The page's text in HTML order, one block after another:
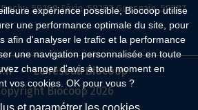
expérience possible, Biocoop utilise
une performance optimale du site, pour
afin d'analyser le trafic et la performance
une navigation personnalisée en toute
changer d'avis à tout moment en
vos cookies. OK pour vous ?
et paramétrer les cookies
59169 Férin, 59287 Guesnain, 59287
Le réseau Biocoop
Biocoop 2026